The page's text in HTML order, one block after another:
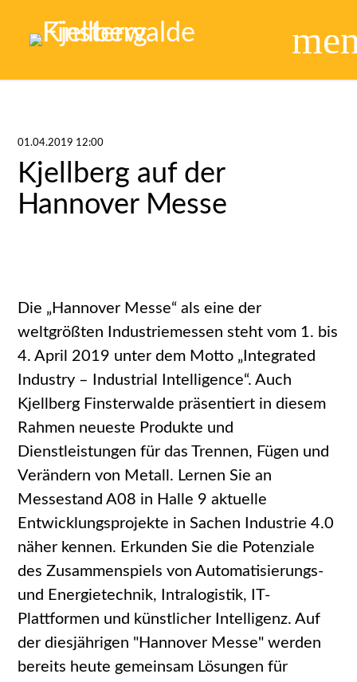
01.04.2019 12:00
Kjellberg auf der
Hannover Messe
Die „Hannover Messe“ als eine der
weltgrößten Industriemessen steht vom 1. bis
4. April 2019 unter dem Motto „Integrated
Industry – Industrial Intelligence“. Auch
Kjellberg Finsterwalde präsentiert in diesem
Rahmen neueste Produkte und
Dienstleistungen für das Trennen, Fügen und
Verändern von Metall. Lernen Sie an
Messestand A08 in Halle 9 aktuelle
Entwicklungsprojekte in Sachen Industrie 4.0
näher kennen. Erkunden Sie die Potenziale
des Zusammenspiels von Automatisierungs-
und Energietechnik, Intralogistik, IT-
Plattformen und künstlicher Intelligenz. Auf
der diesjährigen "Hannover Messe" werden
bereits heute gemeinsam Lösungen für